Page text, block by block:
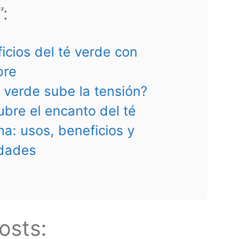
del té verde con
verde sube la tensión?
el encanto del té
usos, beneficios y